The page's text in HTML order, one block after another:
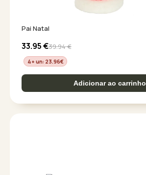
Pai Natal
33.95€39.94€
4+ un: 23.96€
Adicionar ao carrinho